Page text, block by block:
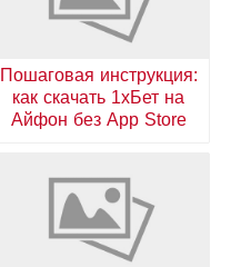
Пошаговая инструкция:
как скачать 1хБет на
Айфон без App Store